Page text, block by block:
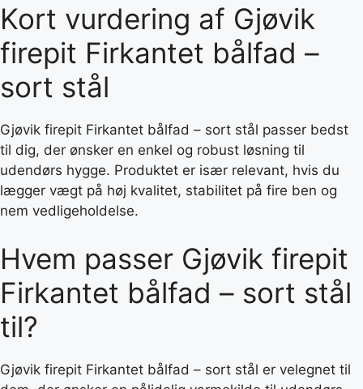
Kort vurdering af Gjøvik
firepit Firkantet bålfad –
sort stål
Gjøvik firepit Firkantet bålfad – sort stål passer bedst
til dig, der ønsker en enkel og robust løsning til
udendørs hygge. Produktet er især relevant, hvis du
lægger vægt på høj kvalitet, stabilitet på fire ben og
nem vedligeholdelse.
Hvem passer Gjøvik firepit
Firkantet bålfad – sort stål
til?
Gjøvik firepit Firkantet bålfad – sort stål er velegnet til